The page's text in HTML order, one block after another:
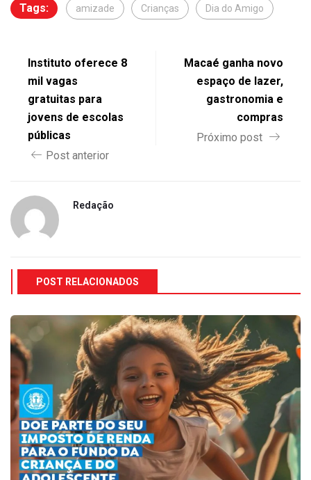
Tags: amizade Crianças Dia do Amigo
Instituto oferece 8
mil vagas
gratuitas para
jovens de escolas
públicas
Post anterior
Macaé ganha novo
espaço de lazer,
gastronomia e
compras
Próximo post
Redação
POST RELACIONADOS